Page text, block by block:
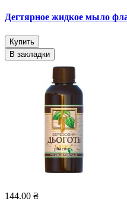
Дегтярное жидкое мыло
Купить
В закладки
144.00 ₴